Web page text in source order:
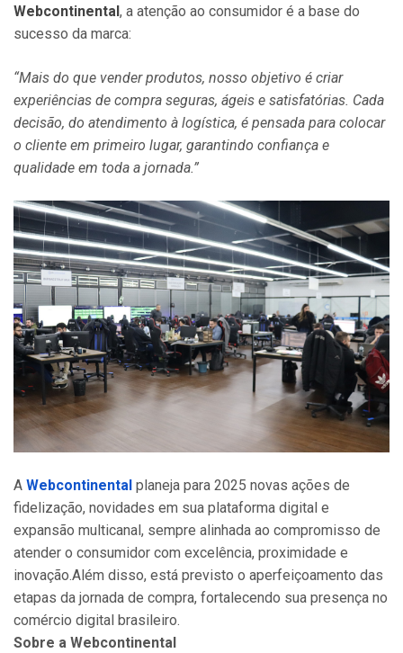
Webcontinental , a atenção ao consumidor é a base do
sucesso da marca:
“Mais do que vender produtos, nosso objetivo é criar
experiências de compra seguras, ágeis e satisfatórias. Cada
decisão, do atendimento à logística, é pensada para colocar
o cliente em primeiro lugar, garantindo confiança e
qualidade em toda a jornada.”
A Webcontinental planeja para 2025 novas ações de
fidelização, novidades em sua plataforma digital e
expansão multicanal, sempre alinhada ao compromisso de
atender o consumidor com excelência, proximidade e
inovação.Além disso, está previsto o aperfeiçoamento das
etapas da jornada de compra, fortalecendo sua presença no
comércio digital brasileiro.
Sobre a Webcontinental